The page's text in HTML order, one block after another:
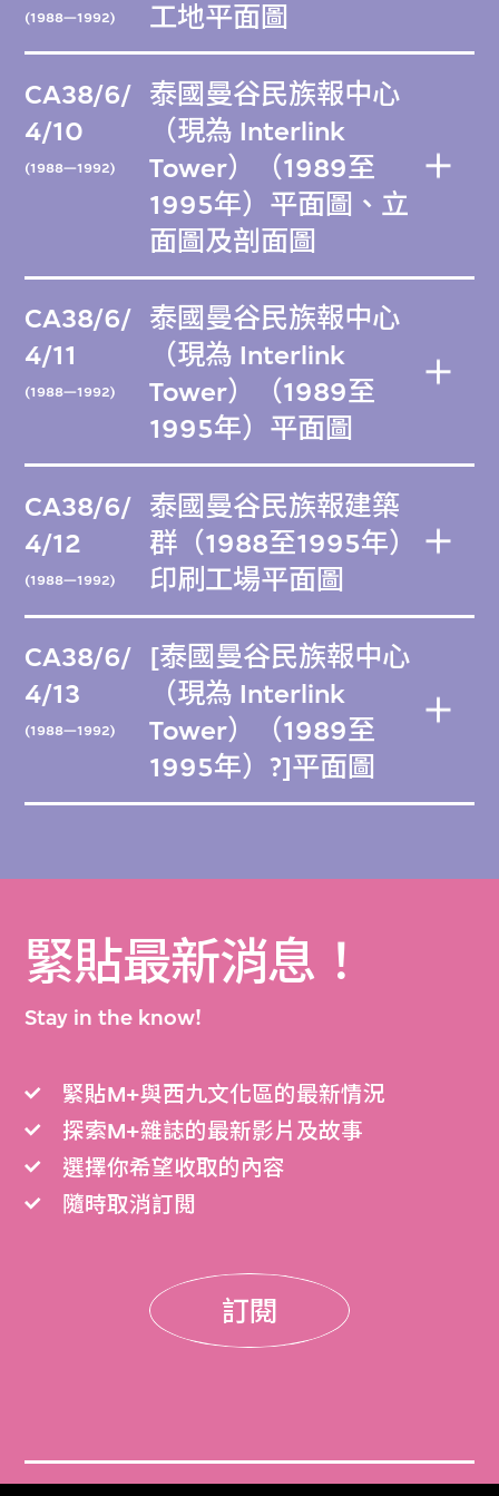
(1988—1992)
工地平面圖
CA38/6/
4/10
(1988—1992)
泰國曼谷民族報中心
（現為 Interlink
Tower）（1989至
1995年）平面圖、立
面圖及剖面圖
CA38/6/
4/11
(1988—1992)
泰國曼谷民族報中心
（現為 Interlink
Tower）（1989至
1995年）平面圖
CA38/6/
4/12
(1988—1992)
泰國曼谷民族報建築
群（1988至1995年）
印刷工場平面圖
CA38/6/
4/13
(1988—1992)
[泰國曼谷民族報中心
（現為 Interlink
Tower）（1989至
1995年）?]平面圖
緊貼最新消息！
Stay in the know!
緊貼M+與西九文化區的最新情況
探索M+雜誌的最新影片及故事
選擇你希望收取的內容
隨時取消訂閲
訂閱